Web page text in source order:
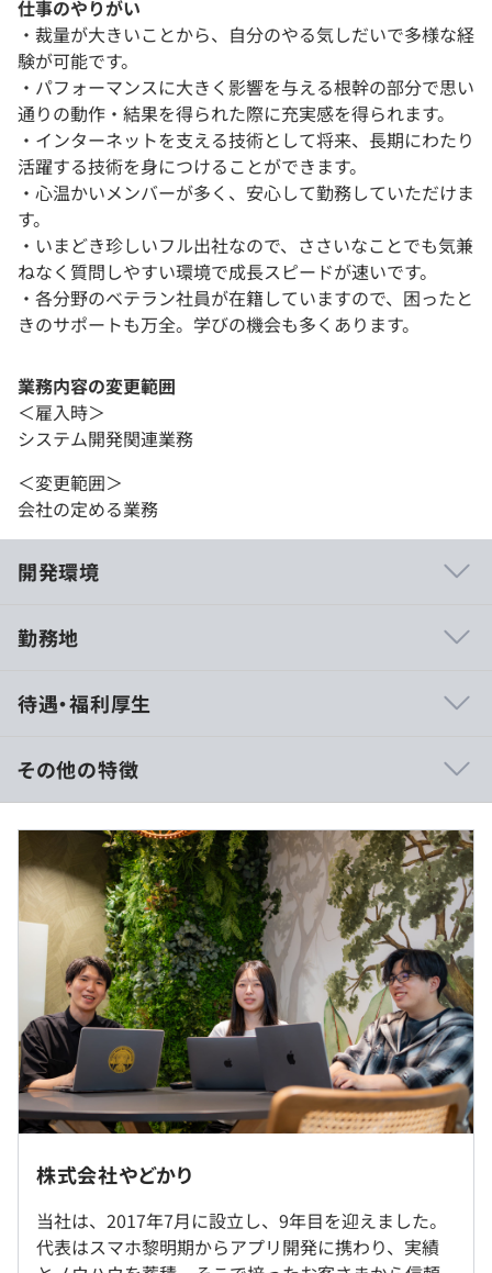
仕事のやりがい
・裁量が大きいことから、自分のやる気しだいで多様な経
験が可能です。
・パフォーマンスに大きく影響を与える根幹の部分で思い
通りの動作・結果を得られた際に充実感を得られます。
・インターネットを支える技術として将来、長期にわたり
活躍する技術を身につけることができます。
・心温かいメンバーが多く、安心して勤務していただけま
す。
・いまどき珍しいフル出社なので、ささいなことでも気兼
ねなく質問しやすい環境で成長スピードが速いです。
・各分野のベテラン社員が在籍していますので、困ったと
きのサポートも万全。学びの機会も多くあります。
業務内容の変更範囲
＜雇入時＞
システム開発関連業務
＜変更範囲＞
会社の定める業務
開発環境
開発の設計～運用保守までさまざまなフェーズの業務を経
仲間と仕事を楽しむことや個人の個性を尊重し合うこと、
風通しのよい環境づくりを大切にしています。
・某有名マラソンサイトの構築/運営
・某有名動画配信サイトの改修/運営
・グッドデザイン賞を受賞したAndroidドライブアプリ
・ECサイトのリニューアル開発
・社内勉強会の開催
・コードレビュー
・メンター制度
プロジェクトごとに選択、ウォーターフォール、スクラム
勤務地
就業場所の変更範囲
本社
＜変更範囲＞
待遇・福利厚生
（※想定年収は年収提示額を保証するものではありません）
10:00～19:00
休憩時間：12:00〜13:00（60分） ※スケジュール状況に
応じて柔軟に対応しています
平均残業時間：平均20時間／月
・完全週休2日制（土・日）
・有給休暇（入社半年後に10日付）
・年末年始休暇
・慶弔休暇
その他の特徴
株式会社やどかり
当社は、2017年7月に設立し、9年目を迎えました。
代表はスマホ黎明期からアプリ開発に携わり、実績